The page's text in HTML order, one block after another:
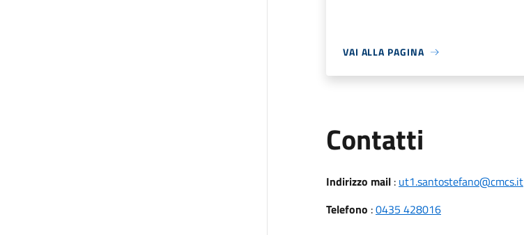
VAI ALLA PAGINA
Contatti
Indirizzo mail: ut1.santostefano@cmcs.it
Telefono :0435 428016